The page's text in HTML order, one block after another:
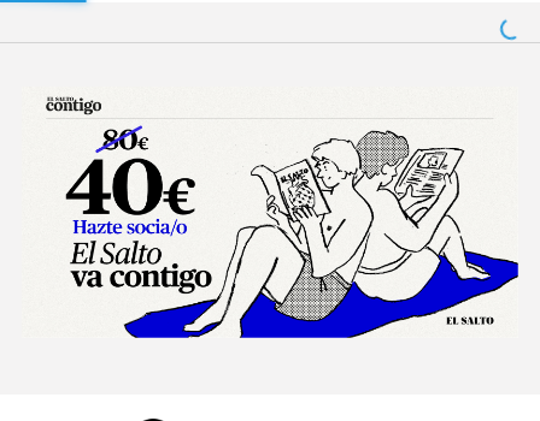
Salto a contenido